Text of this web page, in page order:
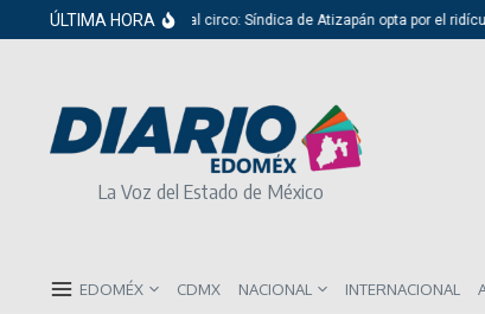
Saltar al contenido
ÚLTIMA HORA
Del cabildo al circo: Síndica de Atizapán opta por el ridículo
La Voz del Estado de México
EDOMÉX CDMX NACIONAL INTERNACIONAL